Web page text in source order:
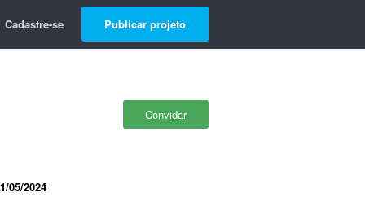
Cadastre-se Publicar projeto
Convidar
05/2024